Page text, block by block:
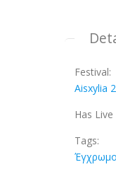
Festival:
Aisxylia
Has
Tags: